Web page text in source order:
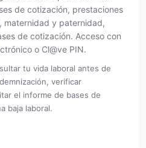
de cotización, prestaciones
maternidad y paternidad,
de cotización. Acceso con
o Cl@ve PIN.
tu vida laboral antes de
verificar
el informe de bases de
baja laboral.